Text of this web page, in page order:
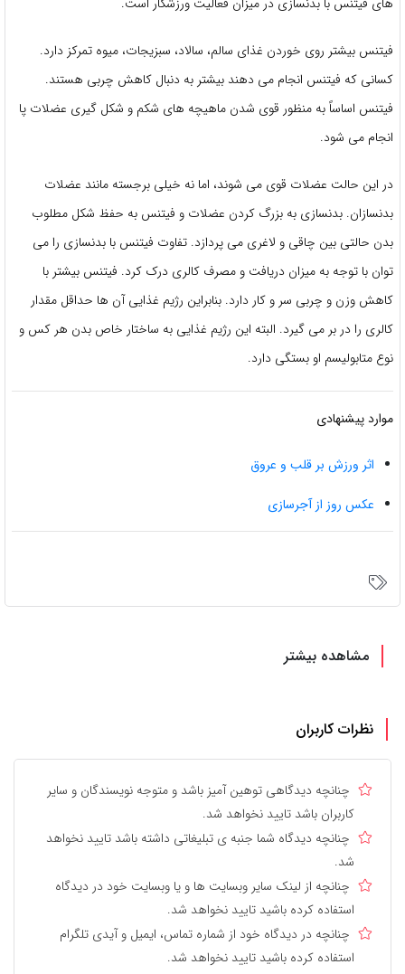
فیتنس بیشتر روی خوردن غذای سالم، سالاد، سبزیجات، میوه تمرکز دارد.
کسانی که فیتنس انجام می دهند بیشتر به دنبال کاهش چربی هستند.
فیتنس اساساً به منظور قوی شدن ماهیچه های شکم و شکل گیری عضلات پا
انجام می شود.
در این حالت عضلات قوی می شوند، اما نه خیلی برجسته مانند عضلات
بدنسازان. بدنسازی به بزرگ کردن عضلات و فیتنس به حفظ شکل مطلوب
بدن حالتی بین چاقی و لاغری می پردازد. تفاوت فیتنس با بدنسازی را می
توان با توجه به میزان دریافت و مصرف کالری درک کرد. فیتنس بیشتر با
کاهش وزن و چربی سر و کار دارد. بنابراین رژیم غذایی آن ها حداقل مقدار
کالری را در بر می گیرد. البته این رژیم غذایی به ساختار خاص بدن هر کس و
نوع متابولیسم او بستگی دارد.
موارد پیشنهادی
اثر ورزش بر قلب و عروق
عکس روز از آجرسازی
مشاهده بیشتر
نظرات کاربران
چنانچه دیدگاهی توهین آمیز باشد و متوجه نویسندگان و سایر
کاربران باشد تایید نخواهد شد.
چنانچه دیدگاه شما جنبه ی تبلیغاتی داشته باشد تایید نخواهد
شد.
چنانچه از لینک سایر وبسایت ها و یا وبسایت خود در دیدگاه
استفاده کرده باشید تایید نخواهد شد.
چنانچه در دیدگاه خود از شماره تماس، ایمیل و آیدی تلگرام
استفاده کرده باشید تایید نخواهد شد.